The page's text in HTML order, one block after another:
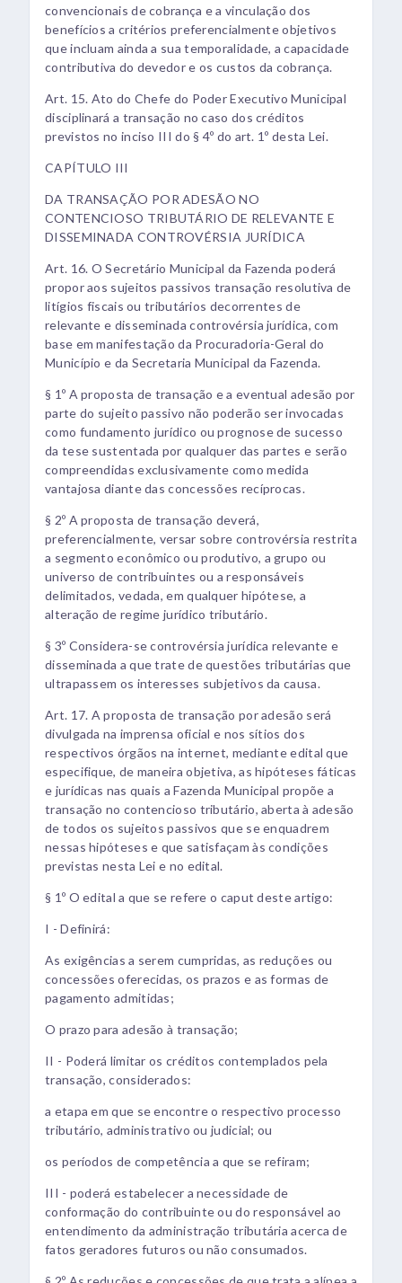
convencionais de cobrança e a vinculação dos
benefícios a critérios preferencialmente objetivos
que incluam ainda a sua temporalidade, a capacidade
contributiva do devedor e os custos da cobrança.
Art. 15. Ato do Chefe do Poder Executivo Municipal
disciplinará a transação no caso dos créditos
previstos no inciso III do § 4º do art. 1º desta Lei.
CAPÍTULO III
DA TRANSAÇÃO POR ADESÃO NO
CONTENCIOSO TRIBUTÁRIO DE RELEVANTE E
DISSEMINADA CONTROVÉRSIA JURÍDICA
Art. 16. O Secretário Municipal da Fazenda poderá
propor aos sujeitos passivos transação resolutiva de
litígios fiscais ou tributários decorrentes de
relevante e disseminada controvérsia jurídica, com
base em manifestação da Procuradoria-Geral do
Município e da Secretaria Municipal da Fazenda.
§ 1º A proposta de transação e a eventual adesão por
parte do sujeito passivo não poderão ser invocadas
como fundamento jurídico ou prognose de sucesso
da tese sustentada por qualquer das partes e serão
compreendidas exclusivamente como medida
vantajosa diante das concessões recíprocas.
§ 2º A proposta de transação deverá,
preferencialmente, versar sobre controvérsia restrita
a segmento econômico ou produtivo, a grupo ou
universo de contribuintes ou a responsáveis
delimitados, vedada, em qualquer hipótese, a
alteração de regime jurídico tributário.
§ 3º Considera-se controvérsia jurídica relevante e
disseminada a que trate de questões tributárias que
ultrapassem os interesses subjetivos da causa.
Art. 17. A proposta de transação por adesão será
divulgada na imprensa oficial e nos sítios dos
respectivos órgãos na internet, mediante edital que
especifique, de maneira objetiva, as hipóteses fáticas
e jurídicas nas quais a Fazenda Municipal propõe a
transação no contencioso tributário, aberta à adesão
de todos os sujeitos passivos que se enquadrem
nessas hipóteses e que satisfaçam às condições
previstas nesta Lei e no edital.
§ 1º O edital a que se refere o caput deste artigo:
I - Definirá:
As exigências a serem cumpridas, as reduções ou
concessões oferecidas, os prazos e as formas de
pagamento admitidas;
O prazo para adesão à transação;
II - Poderá limitar os créditos contemplados pela
transação, considerados:
a etapa em que se encontre o respectivo processo
tributário, administrativo ou judicial; ou
os períodos de competência a que se refiram;
III - poderá estabelecer a necessidade de
conformação do contribuinte ou do responsável ao
entendimento da administração tributária acerca de
fatos geradores futuros ou não consumados.